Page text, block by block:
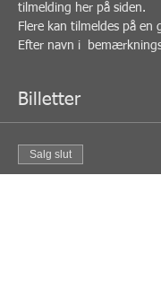
tilmelding her på siden.
Flere kan tilmeldes på en
Efter navn i
Billetter
Salg slut